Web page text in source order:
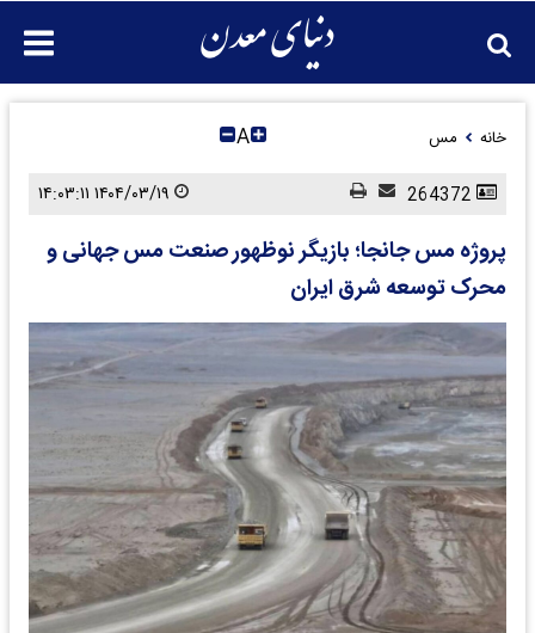
خانه مس A
پروژه مس جانجا؛ بازیگر نوظهور صنعت مس جهانی و
محرک توسعه شرق ایران